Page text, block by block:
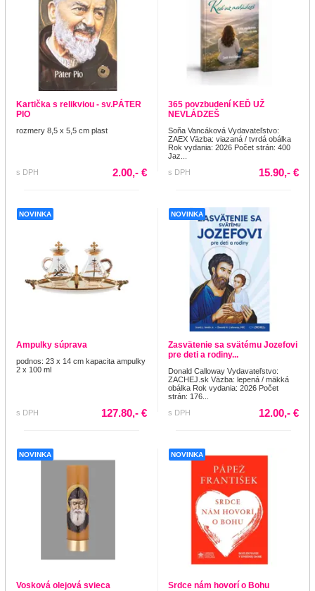
Kartička s relikviou - sv.PÁTER
PIO
rozmery 8,5 x 5,5 cm plast
s DPH 2.00,- €
365 povzbudení KEĎ UŽ
NEVLÁDZEŠ
Soňa Vancáková Vydavateľstvo:
ZAEX Väzba: viazaná / tvrdá obálka
Rok vydania: 2026 Počet strán: 400
Jaz...
s DPH
15.90,- €
NOVINKA
Ampulky súprava
podnos: 23 x 14 cm kapacita ampulky
2 x 100 ml
s DPH 127.80,- €
NOVINKA
Zasvätenie sa svätému Jozefovi
pre deti a rodiny...
Donald Calloway Vydavateľstvo:
ZACHEJ.sk Väzba: lepená / mäkká
obálka Rok vydania: 2026 Počet
strán: 176...
s DPH
12.00,- €
NOVINKA
Vosková olejová svieca
NOVINKA
Srdce nám hovorí o Bohu